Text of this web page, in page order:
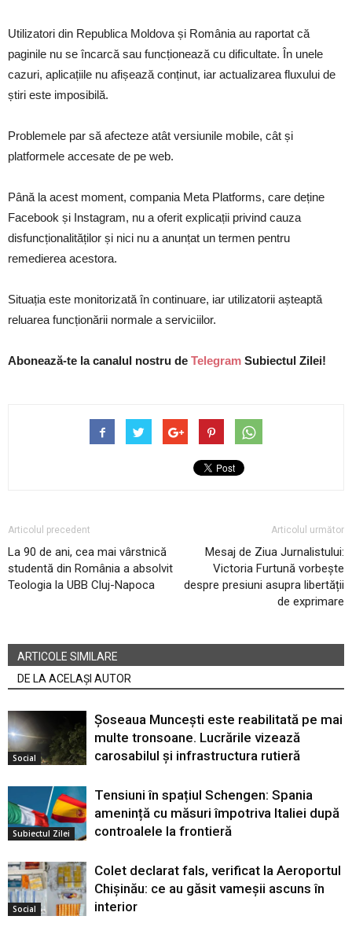
Utilizatori din Republica Moldova și România au raportat că
paginile nu se încarcă sau funcționează cu dificultate. În unele
cazuri, aplicațiile nu afișează conținut, iar actualizarea fluxului de
știri este imposibilă.
Problemele par să afecteze atât versiunile mobile, cât și
platformele accesate de pe web.
Până la acest moment, compania Meta Platforms, care deține
Facebook și Instagram, nu a oferit explicații privind cauza
disfuncționalităților și nici nu a anunțat un termen pentru
remedierea acestora.
Situația este monitorizată în continuare, iar utilizatorii așteaptă
reluarea funcționării normale a serviciilor.
Abonează-te la canalul nostru de Telegram Subiectul Zilei!
Articolul precedent
La 90 de ani, cea mai vârstnică
studentă din România a absolvit
Teologia la UBB Cluj-Napoca
Articolul următor
Mesaj de Ziua Jurnalistului:
Victoria Furtună vorbește
despre presiuni asupra libertății
de exprimare
ARTICOLE SIMILARE
DE LA ACELAȘI AUTOR
Social
Șoseaua Muncești este reabilitată pe mai
multe tronsoane. Lucrările vizează
carosabilul și infrastructura rutieră
Subiectul Zilei
Tensiuni în spațiul Schengen: Spania
amenință cu măsuri împotriva Italiei după
controalele la frontieră
Social
Colet declarat fals, verificat la Aeroportul
Chișinău: ce au găsit vameșii ascuns în
interior